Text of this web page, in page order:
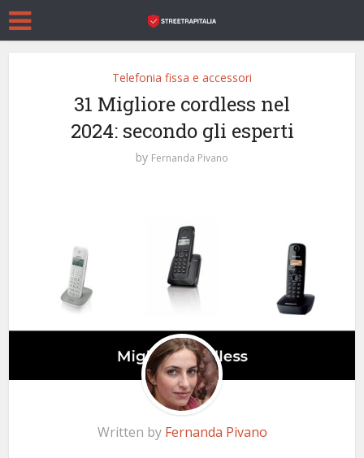
Telefonia fissa e accessori
31 Migliore cordless nel
2024: secondo gli esperti
by Fernanda Pivano
Written by Fernanda Pivano